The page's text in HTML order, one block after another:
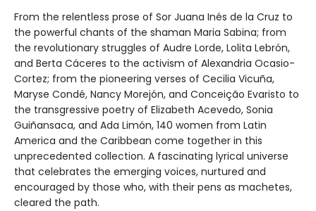
From the relentless prose of Sor Juana Inés de la Cruz to
the powerful chants of the shaman Maria Sabina; from
the revolutionary struggles of Audre Lorde, Lolita Lebrón,
and Berta Cáceres to the activism of Alexandria Ocasio-
Cortez; from the pioneering verses of Cecilia Vicuña,
Maryse Condé, Nancy Morejón, and Conceição Evaristo to
the transgressive poetry of Elizabeth Acevedo, Sonia
Guiñansaca, and Ada Limón, 140 women from Latin
America and the Caribbean come together in this
unprecedented collection. A fascinating lyrical universe
that celebrates the emerging voices, nurtured and
encouraged by those who, with their pens as machetes,
cleared the path.